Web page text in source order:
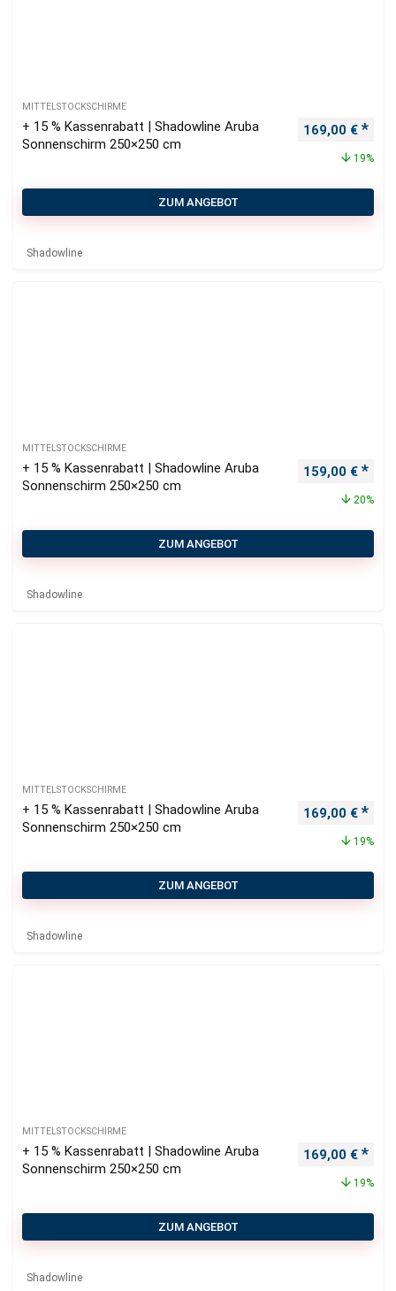
MITTELSTOCKSCHIRME
+ 15 % Kassenrabatt | Shadowline Aruba
Sonnenschirm 250×250 cm
169,00 €
19%
ZUM ANGEBOT
Shadowline
MITTELSTOCKSCHIRME
+ 15 % Kassenrabatt | Shadowline Aruba
Sonnenschirm 250×250 cm
159,00 €
20%
ZUM ANGEBOT
Shadowline
MITTELSTOCKSCHIRME
+ 15 % Kassenrabatt | Shadowline Aruba
Sonnenschirm 250×250 cm
169,00 €
19%
ZUM ANGEBOT
Shadowline
MITTELSTOCKSCHIRME
+ 15 % Kassenrabatt | Shadowline Aruba
Sonnenschirm 250×250 cm
169,00 €
19%
ZUM ANGEBOT
Shadowline